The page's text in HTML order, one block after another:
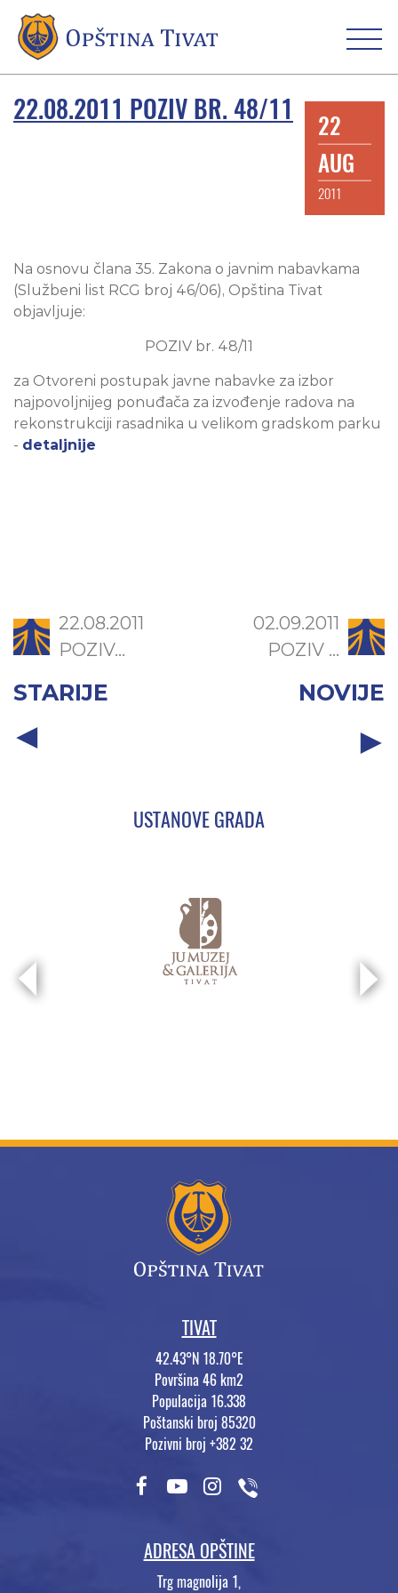
22.08.2011 POZIV BR. 48/11
22
AUG
2011
Na osnovu člana 35. Zakona o javnim nabavkama
(Službeni list RCG broj 46/06), Opština Tivat
objavljuje:
POZIV br. 48/11
za Otvoreni postupak javne nabavke za izbor
najpovoljnijeg ponuđača za izvođenje radova na
rekonstrukciji rasadnika u velikom gradskom parku
- detaljnije
22.08.2011
POZIV...
STARIJE
02.09.2011
POZIV ...
NOVIJE
USTANOVE GRADA
TIVAT
42.43°N 18.70°E
Površina 46 km2
Populacija 16.338
Poštanski broj 85320
Pozivni broj +382 32
ADRESA OPŠTINE
Trg magnolija 1,